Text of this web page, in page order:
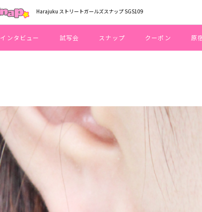
Harajuku ストリートガールズスナップ SGS109
インタビュー 試写会 スナップ クーポン 原